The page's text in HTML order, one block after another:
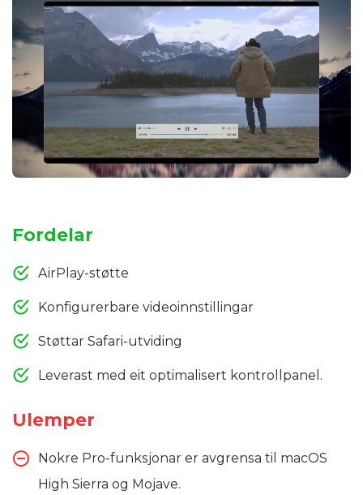
Fordelar
AirPlay-støtte
Konfigurerbare videoinnstillingar
Støttar Safari-utviding
Leverast med eit optimalisert kontrollpanel.
Ulemper
Nokre Pro-funksjonar er avgrensa til macOS
High Sierra og Mojave.